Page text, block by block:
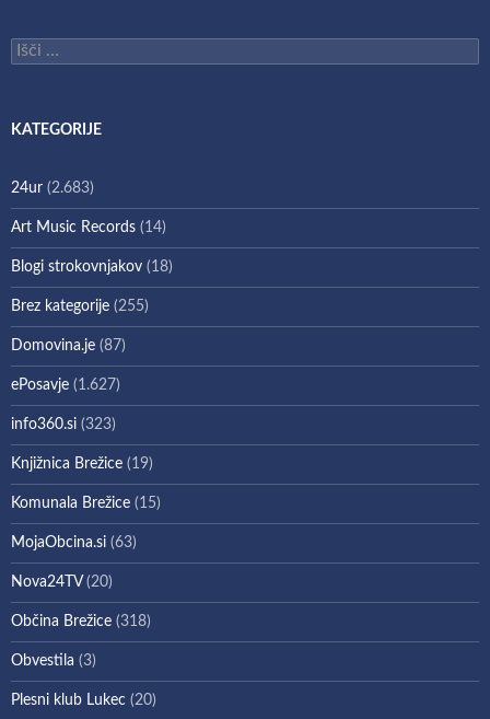
Išči:
KATEGORIJE
24ur (2.683)
Art Music Records (14)
Blogi strokovnjakov (18)
Brez kategorije (255)
Domovina.je (87)
ePosavje (1.627)
info360.si (323)
Knjižnica Brežice (19)
Komunala Brežice (15)
MojaObcina.si (63)
Nova24TV(20)
Občina Brežice (318)
Obvestila (3)
Plesni klub Lukec (20)